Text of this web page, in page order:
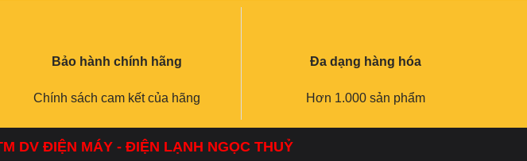
Bảo hành chính hãng
Chính sách cam kết của hãng
Đa dạng hàng hóa
Hơn 1.000 sản phẩm
DV ĐIỆN MÁY - ĐIỆN LẠNH NGỌC THUỶ